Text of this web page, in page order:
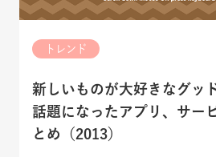
トレンド
新しいものが大好きなグッ
話題になったアプリ、サー
とめ（2013）